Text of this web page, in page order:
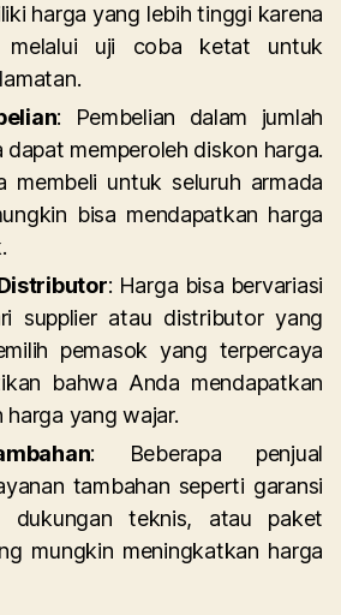
harga yang lebih tinggi karena
melalui uji coba ketat untuk
: Pembelian dalam jumlah
dapat memperoleh diskon harga.
membeli untuk seluruh armada
bisa mendapatkan harga
: Harga bisa bervariasi
supplier atau distributor yang
pemasok yang terpercaya
bahwa Anda mendapatkan
yang wajar.
: Beberapa penjual
tambahan seperti garansi
dukungan teknis, atau paket
mungkin meningkatkan harga